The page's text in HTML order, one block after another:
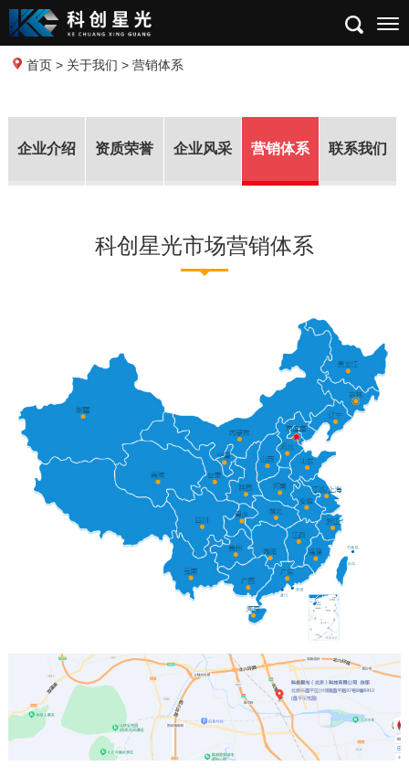
首页> 关于我们 > 营销体系
企业介绍 资质荣誉 企业风采 营销体系 联系我们
科创星光市场营销体系